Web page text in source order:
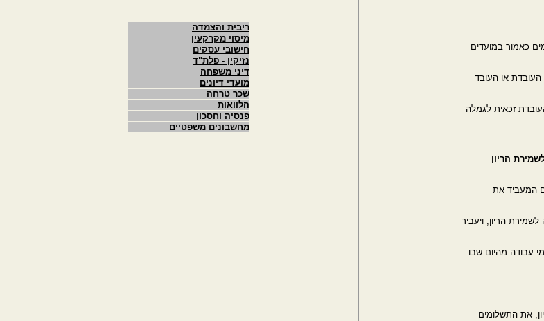
כאמור במועדים
העובדת או העובד
זכאית לגמלה
הריון
המעביד את
הריון, ויעביר
את התשלומים
ריבית והצמדה
מיסוי מקרקעין
חישובי עסקים
נזיקין - פלת"ד
דיני משפחה
מועדי דיונים
שכר טרחה
הלוואות
פנסיה וחסכון
מחשבונים משפטיים